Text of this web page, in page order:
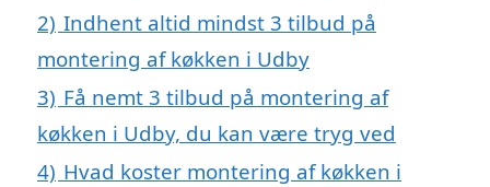
2) Indhent altid mindst 3 tilbud på
montering af køkken i Udby
3) Få nemt 3 tilbud på montering af
køkken i Udby, du kan være tryg ved
4) Hvad koster montering af køkken i